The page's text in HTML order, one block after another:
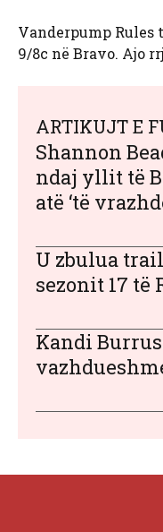
Vanderpump Rules
9/8c në Bravo. Ajo
ARTIKUJT E
Shannon
ndaj yllit të
atë ‘të
U zbulua
sezonit 17 të
Kandi